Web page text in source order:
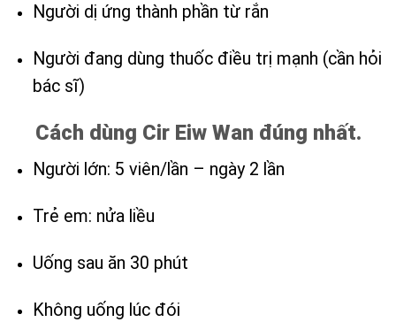
Người dị ứng thành phần từ rắn
Người đang dùng thuốc điều trị mạnh (cần hỏi
bác sĩ)
Cách dùng Cir Eiw Wan đúng nhất.
Người lớn: 5 viên/lần – ngày 2 lần
Trẻ em: nửa liều
Uống sau ăn 30 phút
Không uống lúc đói